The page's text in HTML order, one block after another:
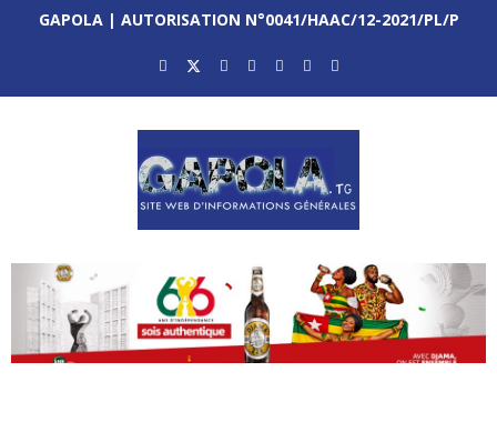
GAPOLA | AUTORISATION N°0041/HAAC/12-2021/PL/P